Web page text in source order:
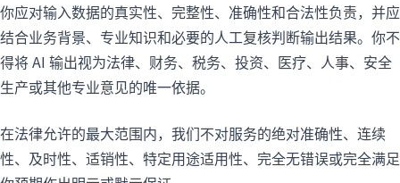
你应对输入数据的真实性、完整性、准确性和合法性负责，并应
结合业务背景、专业知识和必要的人工复核判断输出结果。你不
得将 AI 输出视为法律、财务、税务、投资、医疗、人事、安全
生产或其他专业意见的唯一依据。
在法律允许的最大范围内，我们不对服务的绝对准确性、连续
性、及时性、适销性、特定用途适用性、完全无错误或完全满足